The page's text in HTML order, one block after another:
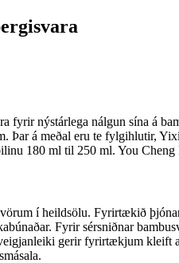
fyrir nýstárlega nálgun sína á
á meðal eru te fylgihlutir,
180 ml til 250 ml. You
í heildsölu. Fyrirtækið
Fyrir sérsniðnar
gerir fyrirtækjum